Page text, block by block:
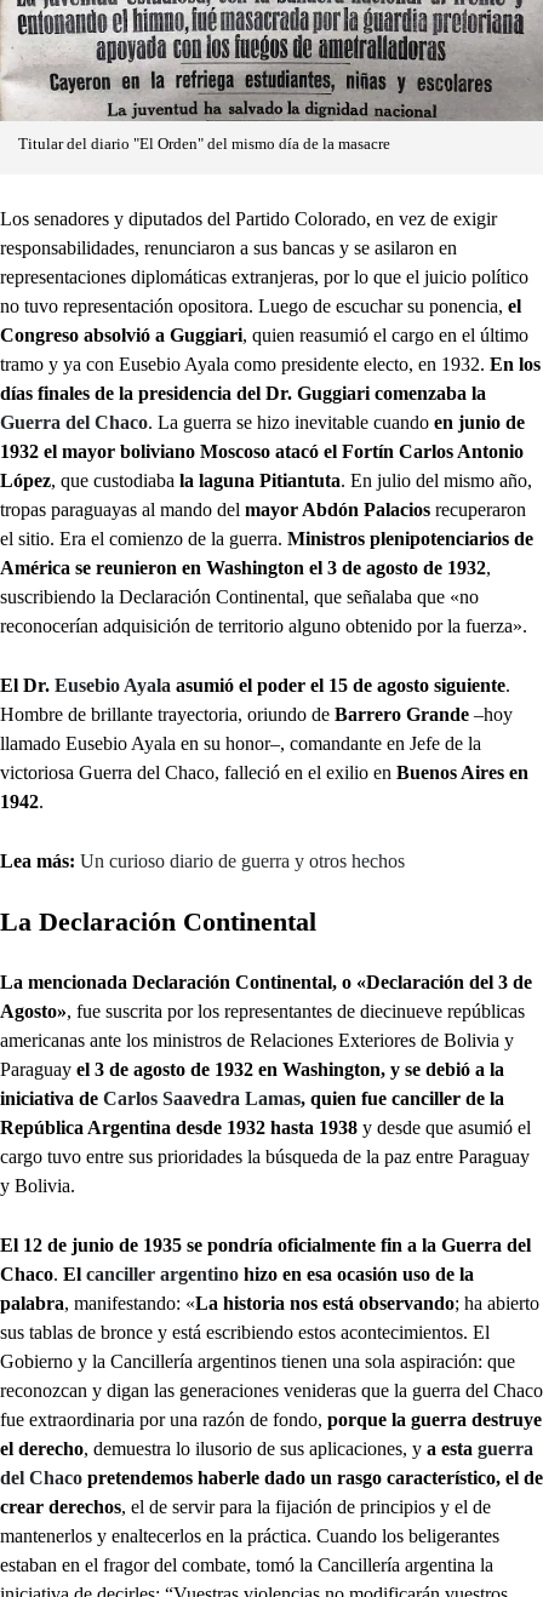
Titular del diario "El Orden" del mismo día de la masacre
Los senadores y diputados del Partido Colorado, en vez de exigir
responsabilidades, renunciaron a sus bancas y se asilaron en
representaciones diplomáticas extranjeras, por lo que el juicio político
no tuvo representación opositora. Luego de escuchar su ponencia, el
Congreso absolvió a Guggiari, quien reasumió el cargo en el último
tramo y ya con Eusebio Ayala como presidente electo, en 1932. En los
días finales de la presidencia del Dr. Guggiari comenzaba la
Guerra del Chaco. La guerra se hizo inevitable cuando en junio de
1932 el mayor boliviano Moscoso atacó el Fortín Carlos Antonio
López, que custodiaba la laguna Pitiantuta. En julio del mismo año,
tropas paraguayas al mando del mayor Abdón Palacios recuperaron
el sitio. Era el comienzo de la guerra. Ministros plenipotenciarios de
América se reunieron en Washington el 3 de agosto de 1932,
suscribiendo la Declaración Continental, que señalaba que «no
reconocerían adquisición de territorio alguno obtenido por la fuerza».
El Dr. Eusebio Ayala asumió el poder el 15 de agosto siguiente.
Hombre de brillante trayectoria, oriundo de Barrero Grande –hoy
llamado Eusebio Ayala en su honor–, comandante en Jefe de la
victoriosa Guerra del Chaco, falleció en el exilio en Buenos Aires en
1942.
Lea más: Un curioso diario de guerra y otros hechos
La Declaración Continental
La mencionada Declaración Continental, o «Declaración del 3 de
Agosto», fue suscrita por los representantes de diecinueve repúblicas
americanas ante los ministros de Relaciones Exteriores de Bolivia y
Paraguay el 3 de agosto de 1932 en Washington, y se debió a la
iniciativa de Carlos Saavedra Lamas, quien fue canciller de la
República Argentina desde 1932 hasta 1938 y desde que asumió el
cargo tuvo entre sus prioridades la búsqueda de la paz entre Paraguay
y Bolivia.
El 12 de junio de 1935 se pondría oficialmente fin a la Guerra del
Chaco. El canciller argentino hizo en esa ocasión uso de la
palabra, manifestando: «La historia nos está observando; ha abierto
sus tablas de bronce y está escribiendo estos acontecimientos. El
Gobierno y la Cancillería argentinos tienen una sola aspiración: que
reconozcan y digan las generaciones venideras que la guerra del Chaco
fue extraordinaria por una razón de fondo, porque la guerra destruye
el derecho, demuestra lo ilusorio de sus aplicaciones, y a esta guerra
del Chaco pretendemos haberle dado un rasgo característico, el de
crear derechos, el de servir para la fijación de principios y el de
mantenerlos y enaltecerlos en la práctica. Cuando los beligerantes
estaban en el fragor del combate, tomó la Cancillería argentina la